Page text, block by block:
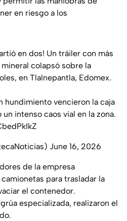
en riesgo a los
en dos! Un tráiler con más
colapsó sobre la
en Tlalnepantla, Edomex.
hundimiento vencieron la caja
intenso caos vial en la zona.
June 16, 2026
de la empresa
para trasladar la
el contenedor.
especializada, realizaron el